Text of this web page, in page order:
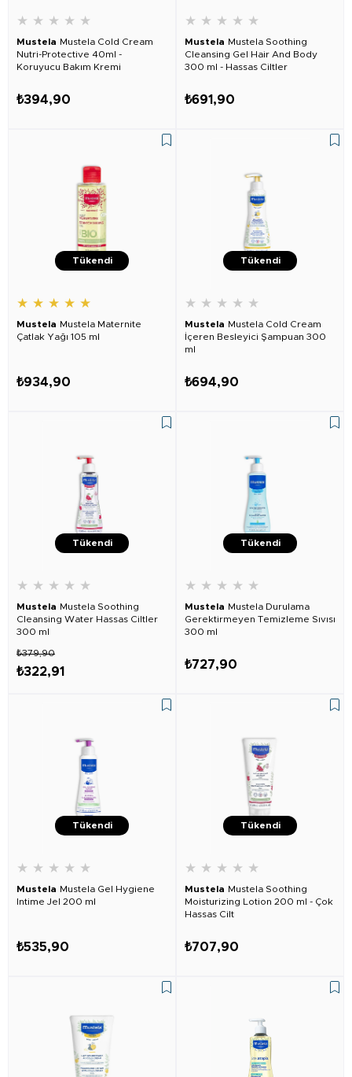
★ ★ ★ ★ ★
Mustela Mustela Cold Cream
Nutri-Protective 40ml -
Koruyucu Bakım Kremi
₺394,90
★ ★ ★ ★ ★
Mustela Mustela Soothing
Cleansing Gel Hair And Body
300 ml - Hassas Ciltler
₺691,90
Tükendi
★ ★ ★ ★ ★
Mustela Mustela Maternite
Çatlak Yağı 105 ml
₺934,90
Tükendi
★ ★ ★ ★ ★
Mustela Mustela Cold Cream
İçeren Besleyici Şampuan 300
ml
₺694,90
Tükendi
★ ★ ★ ★ ★
Mustela Mustela Soothing
Cleansing Water Hassas Ciltler
300 ml
₺322,91
₺379,90
Tükendi
★ ★ ★ ★ ★
Mustela Mustela Durulama
Gerektirmeyen Temizleme Sıvısı
300 ml
₺727,90
Tükendi
★ ★ ★ ★ ★
Mustela Mustela Gel Hygiene
Intime Jel 200 ml
₺535,90
Tükendi
★ ★ ★ ★ ★
Mustela Mustela Soothing
Moisturizing Lotion 200 ml - Çok
Hassas Cilt
₺707,90